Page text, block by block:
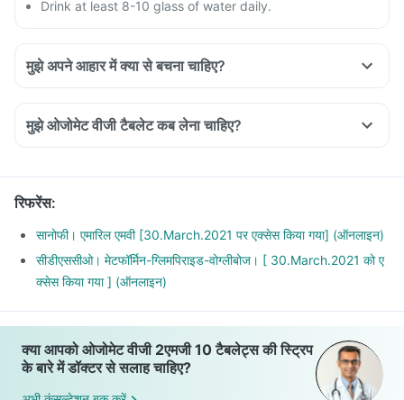
Drink at least 8-10 glass of water daily.
मुझे अपने आहार में क्या से बचना चाहिए?
Do not shop when you are hungry. You could be tempted to
Avoid overeating.
poori, biryani, naan, fried rice etc.
Stop having daals with ghee, deep-fried pulses.
vegetable curries with excess oil.
Avoid Seetaphal, mango, jack fruit, fruit salads with ice
cream, fruit-based desserts.
मुझे ओजोमेट वीजी टैबलेट कब लेना चाहिए?
रिफरेंस:
सानोफी। एमारिल एमवी [30.March.2021 पर एक्सेस किया गया] (ऑनलाइन)
सीडीएससीओ। मेटफॉर्मिन-ग्लिमपिराइड-वोग्लीबोज। [ 30.March.2021 को ए
क्सेस किया गया ] (ऑनलाइन)
क्या आपको ओजोमेट वीजी 2एमजी 10 टैबलेट्स की स्ट्रिप
के बारे में डॉक्टर से सलाह चाहिए?